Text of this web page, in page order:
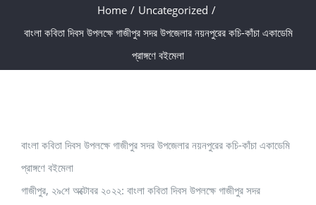
Home / Uncategorized /
বাংলা কবিতা দিবস উপলক্ষে গাজীপুর সদর উপজেলার নয়নপুরের কচি-কাঁচা একাডেমি
প্রাঙ্গণে বইমেলা
বাংলা কবিতা দিবস উপলক্ষে গাজীপুর সদর উপজেলার নয়নপুরের কচি-কাঁচা একাডেমি
প্রাঙ্গণে বইমেলা
গাজীপুর, ২৯শে অক্টোবর ২০২২: বাংলা কবিতা দিবস উপলক্ষে গাজীপুর সদর